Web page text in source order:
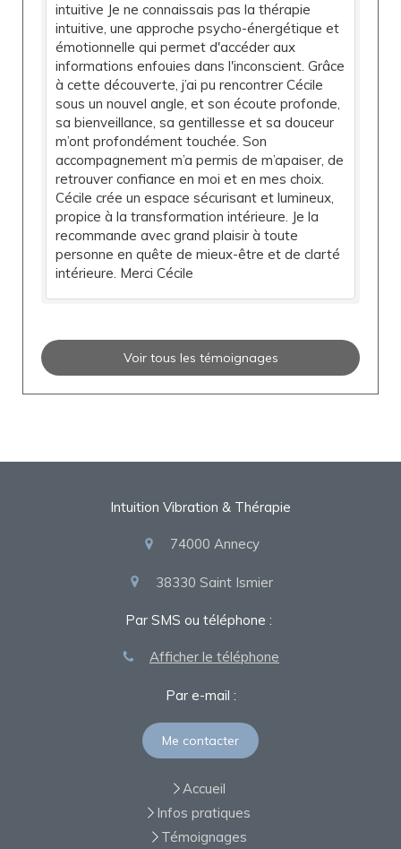
intuitive Je ne connaissais pas la thérapie
intuitive, une approche psycho-énergétique et
émotionnelle qui permet d'accéder aux
informations enfouies dans l'inconscient. Grâce
à cette découverte, j’ai pu rencontrer Cécile
sous un nouvel angle, et son écoute profonde,
sa bienveillance, sa gentillesse et sa douceur
m’ont profondément touchée. Son
accompagnement m’a permis de m’apaiser, de
retrouver confiance en moi et en mes choix.
Cécile crée un espace sécurisant et lumineux,
propice à la transformation intérieure. Je la
recommande avec grand plaisir à toute
personne en quête de mieux-être et de clarté
intérieure. Merci Cécile
Voir tous les témoignages
Intuition Vibration & Thérapie
74000 Annecy
38330 Saint Ismier
Par SMS ou téléphone :
Afficher le téléphone
Par e-mail :
Me contacter
Accueil
Infos pratiques
Témoignages